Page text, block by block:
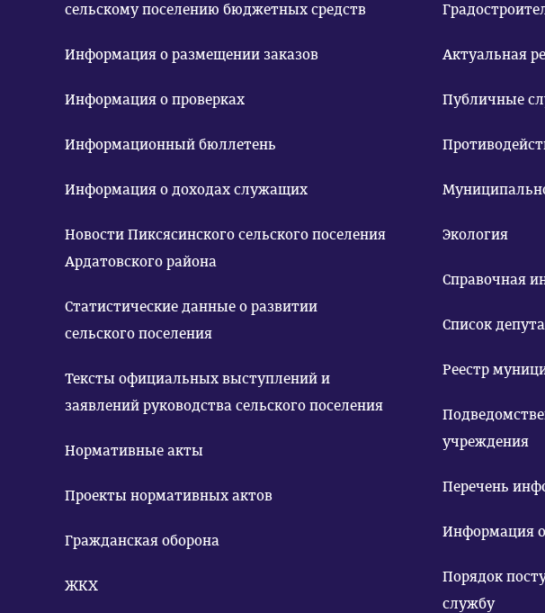
сельскому поселению бюджетных средств
Информация о размещении заказов
Информация о проверках
Информационный бюллетень
Информация о доходах служащих
Новости Пиксясинского сельского поселения
Ардатовского района
Статистические данные о развитии
сельского поселения
Тексты официальных выступлений и
заявлений руководства сельского поселения
Нормативные акты
Проекты нормативных актов
Гражданская оборона
ЖКХ
Актуальная
Публичные
Экология
Справочная
Список
Реестр
учреждения
Перечень
Информация
Порядок
службу